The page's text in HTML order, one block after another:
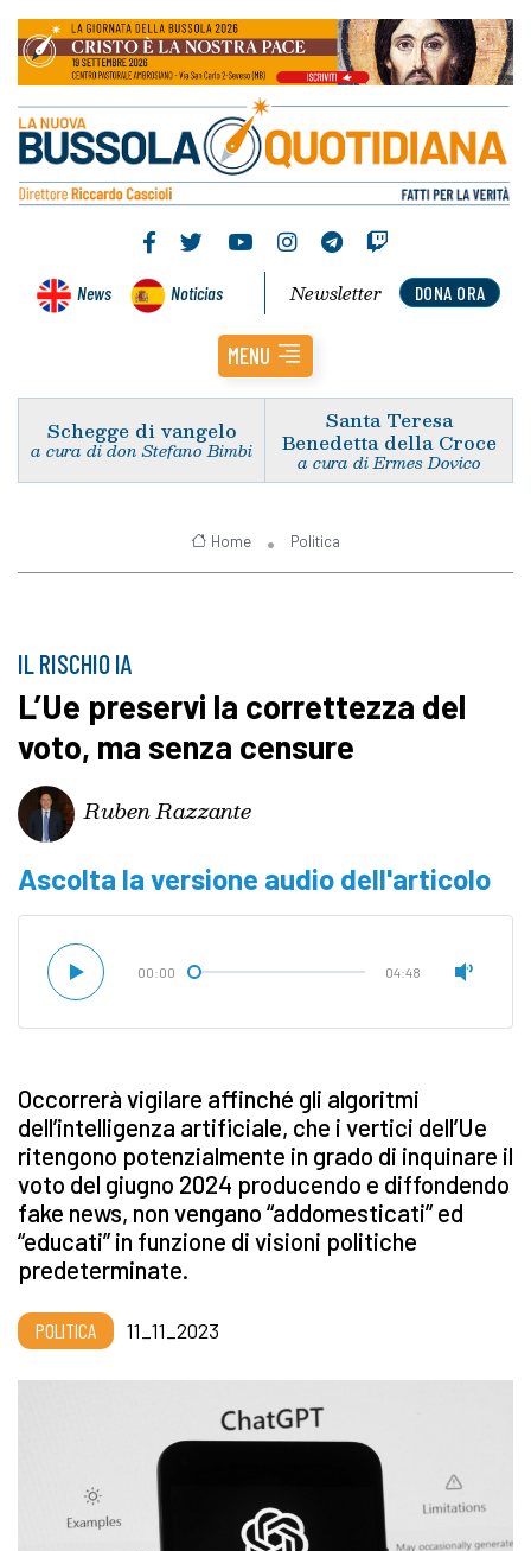
News Noticias DONA ORA
Newsletter
MENU
Schegge di vangelo
a cura di don Stefano Bimbi
Santa Teresa
Benedetta della Croce
a cura di Ermes Dovico
Home Politica
IL RISCHIO IA
L’Ue preservi la correttezza del
voto, ma senza censure
Ruben Razzante
Ascolta la versione audio dell'articolo
00:00 04:48
Occorrerà vigilare affinché gli algoritmi
dell’intelligenza artificiale, che i vertici dell’Ue
ritengono potenzialmente in grado di inquinare il
voto del giugno 2024 producendo e diffondendo
fake news, non vengano “addomesticati” ed
“educati” in funzione di visioni politiche
predeterminate.
POLITICA 11_11_2023